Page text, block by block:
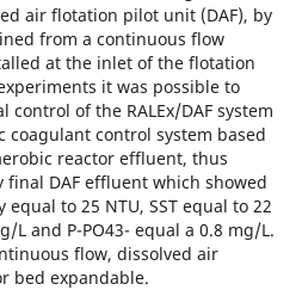
air flotation pilot unit (DAF), by
from a continuous flow
at the inlet of the flotation
it was possible to
of the RALEx/DAF system
coagulant control system based
reactor effluent, thus
DAF effluent which showed
to 25 NTU, SST equal to 22
L and P-PO43- equal a 0.8 mg/L.
flow, dissolved air
bed expandable.